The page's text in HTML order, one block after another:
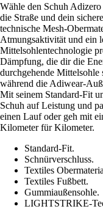
Wähle den Schuh
die Straße und dein
technische Mesh-
Atmungsaktivität und ein
Mittelsohlentechnologie
Dämpfung, die dir die
durchgehende
während die Adiwear-
Mit seinem Standard-Fit
Schuh auf Leistung und
einen Lauf oder geh mit
Kilometer für Kilometer.
Standard-Fit.
Schnürverschluss.
Textiles
Textiles Fußbett.
Gummiaußensohle.
LIGHTSTRIKE-